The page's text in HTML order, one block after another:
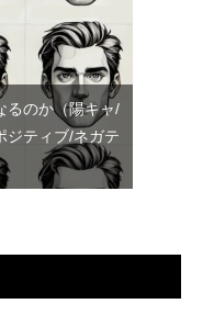
るのか（陽キャ/
ジティブ/ネガテ